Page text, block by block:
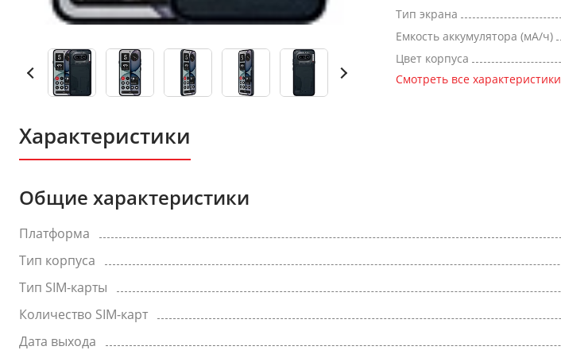
Тип экрана
Емкость аккумулятора (мА/ч)
Цвет корпуса
Смотреть все характеристики
Характеристики
Общие характеристики
Платформа
Тип корпуса
Тип SIM-карты
Количество SIM-карт
Дата выхода